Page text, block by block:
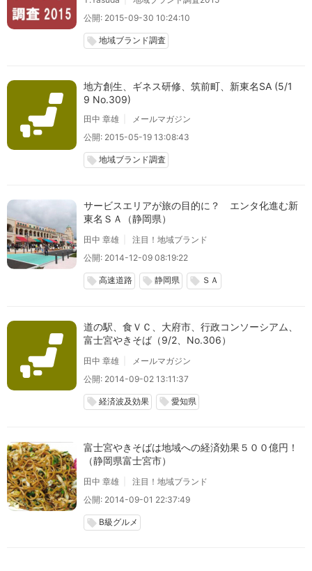
公開: 2015-09-30 10:24:10
local_offer 地域ブランド調査
地方創生、ギネス研修、筑前町、新東名SA (5/1
9 No.309)
田中 章雄
メールマガジン
公開: 2015-05-19 13:08:43
local_offer 地域ブランド調査
サービスエリアが旅の目的に？ エンタ化進む新
東名ＳＡ（静岡県）
田中 章雄
注目！地域ブランド
公開: 2014-12-09 08:19:22
local_offer 高速道路 local_offer 静岡県 local_offer ＳＡ
道の駅、食ＶＣ、大府市、行政コンソーシアム、
富士宮やきそば（9/2、No.306）
田中 章雄
メールマガジン
公開: 2014-09-02 13:11:37
local_offer 経済波及効果 local_offer 愛知県
富士宮やきそばは地域への経済効果５００億円！
（静岡県富士宮市）
田中 章雄
注目！地域ブランド
公開: 2014-09-01 22:37:49
local_offer B級グルメ